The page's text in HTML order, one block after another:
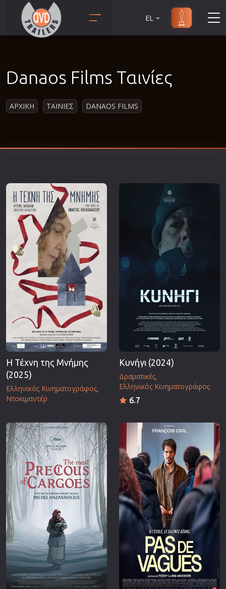
Αισθηματικές
Αστυνομικές
Δράσης
Ελληνικός Κινηματογράφος
Επιστημονικής Φαντασίας
Ευρωπαικός Κινηματογράφος
Θρησκευτικές
Θρίλερ
Καταστροφής
Κλασσικές
EL
Danaos Films Ταινίες
ΑΡΧΙΚΗ ΤΑΙΝΙΕΣ DANAOS FILMS
Η Τέχνη της Μνήμης
(2025)
Ελληνικός Κινηματογράφος
Ντοκιμαντέρ
Κυνήγι (2024)
Δραματικές
Ελληνικός Κινηματογράφος
6.7